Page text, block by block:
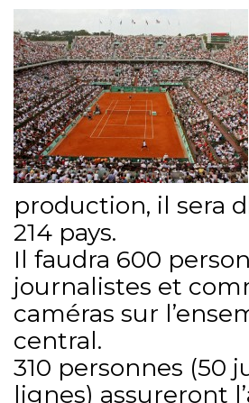
production, il sera
214 pays.
Il faudra 600
journalistes et
caméras sur
central.
310 personnes (50
lignes) assureront